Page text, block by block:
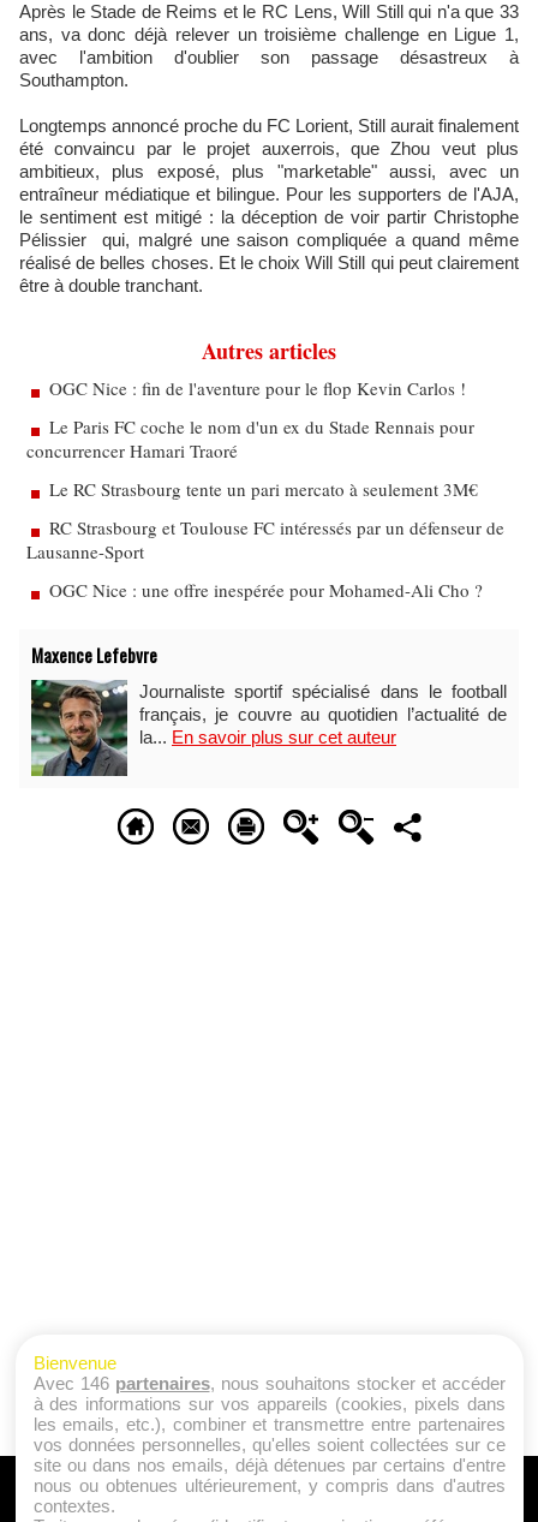
Après le Stade de Reims et le RC Lens, Will Still qui n'a que 33
ans, va donc déjà relever un troisième challenge en Ligue 1,
avec l'ambition d'oublier son passage désastreux à
Southampton.
Longtemps annoncé proche du FC Lorient, Still aurait finalement
été convaincu par le projet auxerrois, que Zhou veut plus
ambitieux, plus exposé, plus "marketable" aussi, avec un
entraîneur médiatique et bilingue. Pour les supporters de l'AJA,
le sentiment est mitigé : la déception de voir partir Christophe
Pélissier qui, malgré une saison compliquée a quand même
réalisé de belles choses. Et le choix Will Still qui peut clairement
être à double tranchant.
Autres articles
OGC Nice : fin de l'aventure pour le flop Kevin Carlos !
Le Paris FC coche le nom d'un ex du Stade Rennais pour
concurrencer Hamari Traoré
Le RC Strasbourg tente un pari mercato à seulement 3M€
RC Strasbourg et Toulouse FC intéressés par un défenseur de
Lausanne-Sport
OGC Nice : une offre inespérée pour Mohamed-Ali Cho ?
Maxence Lefebvre
Journaliste sportif spécialisé dans le football
français, je couvre au quotidien l’actualité de
la... En savoir plus sur cet auteur
A PROPOS
Bienvenue
Avec 146 partenaires, nous souhaitons stocker et accéder
à des informations sur vos appareils (cookies, pixels dans
les emails, etc.), combiner et transmettre entre partenaires
vos données personnelles, qu'elles soient collectées sur ce
site ou dans nos emails, déjà détenues par certains d'entre
nous ou obtenues ultérieurement, y compris dans d'autres
contextes.